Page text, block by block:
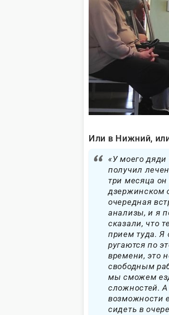
Или в Нижний,
«У моего дяди
получил
три месяца
дзержинском
очередная
анализы, и я
сказали, что
прием туда. Я
ругаются по
времени, это
свободным
мы сможем
сложностей. А
возможности
сидеть в